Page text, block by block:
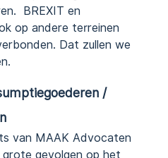
BREXIT en
op andere terreinen
Dat zullen we
/
van MAAK Advocaten
gevolgen op het